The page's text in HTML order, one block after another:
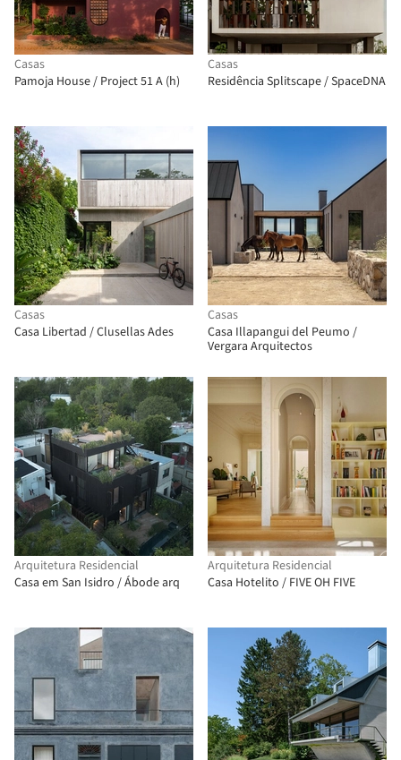
Casas
Pamoja House / Project 51 A (h)
Casas
Residência Splitscape / SpaceDNA
Casas
Casa Libertad / Clusellas Ades
Casas
Casa Illapangui del Peumo /
Vergara Arquitectos
Arquitetura Residencial
Casa em San Isidro / Ábode arq
Arquitetura Residencial
Casa Hotelito / FIVE OH FIVE